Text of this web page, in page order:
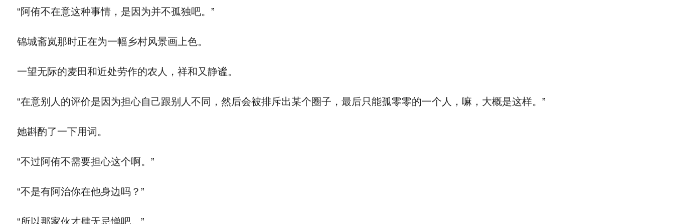
“阿侑不在意这种事情，是因为并不孤独吧。”
锦城斋岚那时正在为一幅乡村风景画上色。
一望无际的麦田和近处劳作的农人，祥和又静谧。
“在意别人的评价是因为担心自己跟别人不同，然后会被排斥出某个圈子，最后只能孤零零的一个人，嘛，大概是这样。”
她斟酌了一下用词。
“不过阿侑不需要担心这个啊。”
“不是有阿治你在他身边吗？”
“所以那家伙才肆无忌惮吧。”